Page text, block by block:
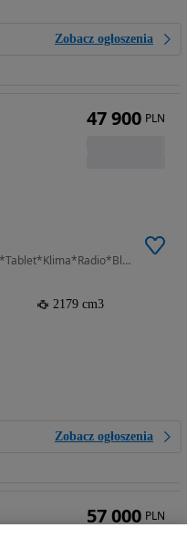
Zobacz ogłoszenia
2179 cm3 • 140 KM • Książki*2xKluczyk*Tablet*Klima*Radio*Bluetooth*Gwarancja w cenie*
2179 cm3
Zobacz ogłoszenia
47 900 PLN
57 000 PLN